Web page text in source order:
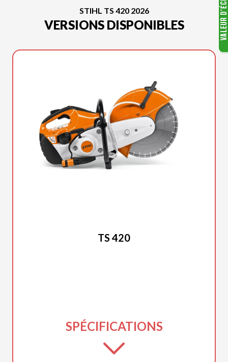
STIHL TS 420 2026
VERSIONS DISPONIBLES
TS 420
SPÉCIFICATIONS